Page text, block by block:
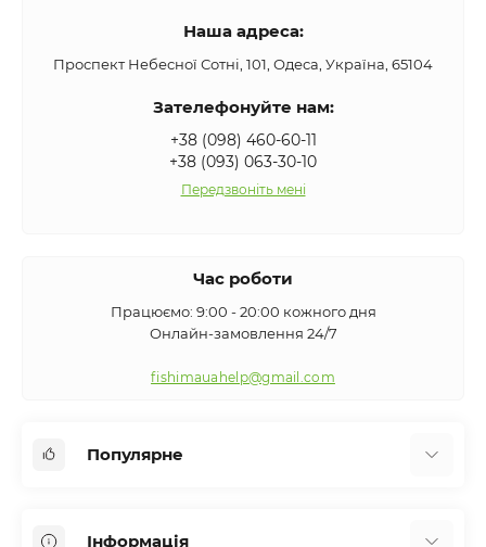
Наша адреса:
Проспект Небесної Сотні, 101, Одеса, Україна, 65104
Зателефонуйте нам:
+38 (098) 460-60-11
+38 (093) 063-30-10
Передзвоніть мені
Час роботи
Працюємо: 9:00 - 20:00 кожного дня
Онлайн-замовлення 24/7
fishimauahelp@gmail.com
Популярне
Інформація